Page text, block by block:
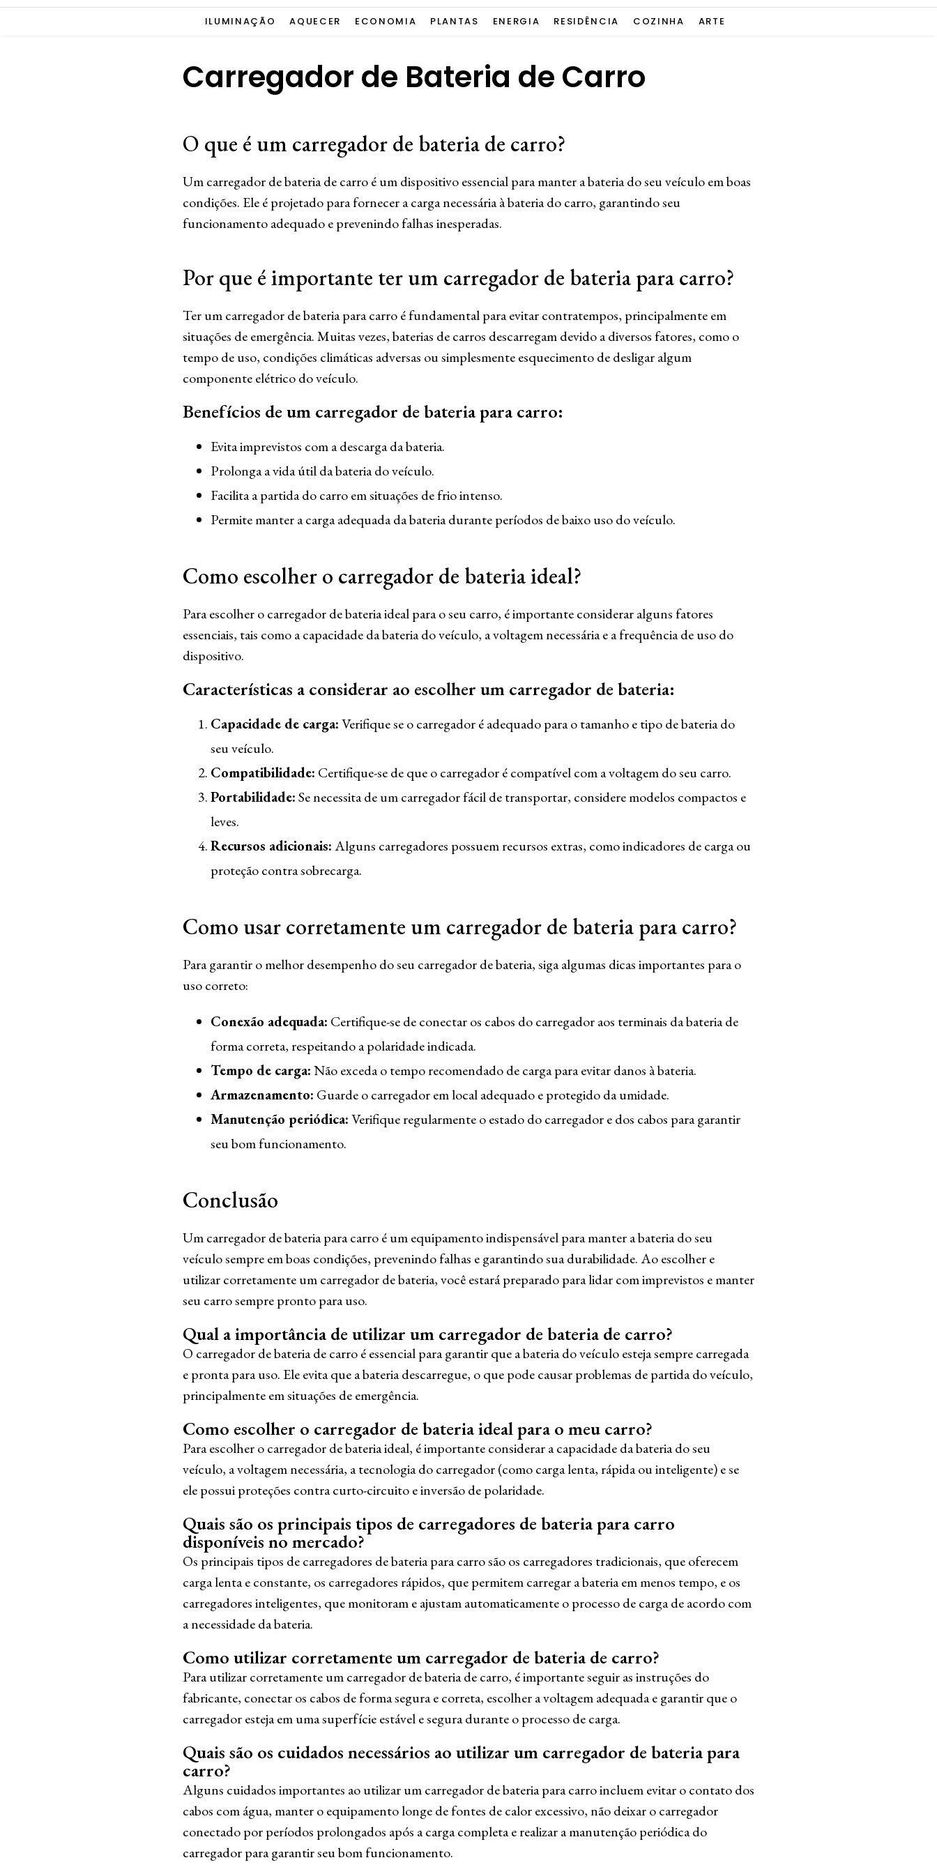
ILUMINAÇÃO AQUECER ECONOMIA PLANTAS ENERGIA RESIDÊNCIA COZINHA ARTE
Carregador de Bateria de Carro
O que é um carregador de bateria de carro?
Um carregador de bateria de carro é um dispositivo essencial para manter a bateria do seu veículo em boas
condições. Ele é projetado para fornecer a carga necessária à bateria do carro, garantindo seu
funcionamento adequado e prevenindo falhas inesperadas.
Por que é importante ter um carregador de bateria para carro?
Ter um carregador de bateria para carro é fundamental para evitar contratempos, principalmente em
situações de emergência. Muitas vezes, baterias de carros descarregam devido a diversos fatores, como o
tempo de uso, condições climáticas adversas ou simplesmente esquecimento de desligar algum
componente elétrico do veículo.
Benefícios de um carregador de bateria para carro:
Evita imprevistos com a descarga da bateria.
Prolonga a vida útil da bateria do veículo.
Facilita a partida do carro em situações de frio intenso.
Permite manter a carga adequada da bateria durante períodos de baixo uso do veículo.
Como escolher o carregador de bateria ideal?
Para escolher o carregador de bateria ideal para o seu carro, é importante considerar alguns fatores
essenciais, tais como a capacidade da bateria do veículo, a voltagem necessária e a frequência de uso do
dispositivo.
Características a considerar ao escolher um carregador de bateria:
Capacidade de carga:Verifique se o carregador é adequado para o tamanho e tipo de bateria do
seu veículo.
Compatibilidade: Certifique-se de que o carregador é compatível com a voltagem do seu carro.
Portabilidade:Se necessita de um carregador fácil de transportar, considere modelos compactos e
leves.
Recursos adicionais:Alguns carregadores possuem recursos extras, como indicadores de carga ou
proteção contra sobrecarga.
Como usar corretamente um carregador de bateria para carro?
Para garantir o melhor desempenho do seu carregador de bateria, siga algumas dicas importantes para o
uso correto:
Conexão adequada: Certifique-se de conectar os cabos do carregador aos terminais da bateria de
forma correta, respeitando a polaridade indicada.
Tempo de carga:Não exceda o tempo recomendado de carga para evitar danos à bateria.
Armazenamento: Guarde o carregador em local adequado e protegido da umidade.
Manutenção periódica:Verifique regularmente o estado do carregador e dos cabos para garantir
seu bom funcionamento.
Conclusão
Um carregador de bateria para carro é um equipamento indispensável para manter a bateria do seu
veículo sempre em boas condições, prevenindo falhas e garantindo sua durabilidade. Ao escolher e
utilizar corretamente um carregador de bateria, você estará preparado para lidar com imprevistos e manter
seu carro sempre pronto para uso.
Qual a importância de utilizar um carregador de bateria de carro?
O carregador de bateria de carro é essencial para garantir que a bateria do veículo esteja sempre carregada
e pronta para uso. Ele evita que a bateria descarregue, o que pode causar problemas de partida do veículo,
principalmente em situações de emergência.
Como escolher o carregador de bateria ideal para o meu carro?
Para escolher o carregador de bateria ideal, é importante considerar a capacidade da bateria do seu
veículo, a voltagem necessária, a tecnologia do carregador (como carga lenta, rápida ou inteligente) e se
ele possui proteções contra curto-circuito e inversão de polaridade.
Quais são os principais tipos de carregadores de bateria para carro
disponíveis no mercado?
Os principais tipos de carregadores de bateria para carro são os carregadores tradicionais, que oferecem
carga lenta e constante, os carregadores rápidos, que permitem carregar a bateria em menos tempo, e os
carregadores inteligentes, que monitoram e ajustam automaticamente o processo de carga de acordo com
a necessidade da bateria.
Como utilizar corretamente um carregador de bateria de carro?
Para utilizar corretamente um carregador de bateria de carro, é importante seguir as instruções do
fabricante, conectar os cabos de forma segura e correta, escolher a voltagem adequada e garantir que o
carregador esteja em uma superfície estável e segura durante o processo de carga.
Quais são os cuidados necessários ao utilizar um carregador de bateria para
carro?
Alguns cuidados importantes ao utilizar um carregador de bateria para carro incluem evitar o contato dos
cabos com água, manter o equipamento longe de fontes de calor excessivo, não deixar o carregador
conectado por períodos prolongados após a carga completa e realizar a manutenção periódica do
carregador para garantir seu bom funcionamento.